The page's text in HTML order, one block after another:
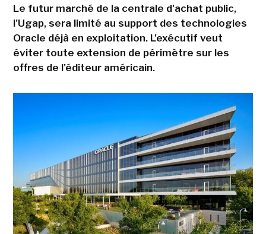
Le futur marché de la centrale d'achat public,
l'Ugap, sera limité au support des technologies
Oracle déjà en exploitation. L'exécutif veut
éviter toute extension de périmètre sur les
offres de l'éditeur américain.